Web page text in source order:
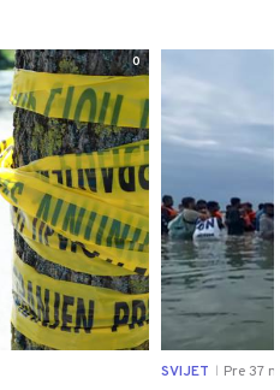
0
SVIJET Pre 37